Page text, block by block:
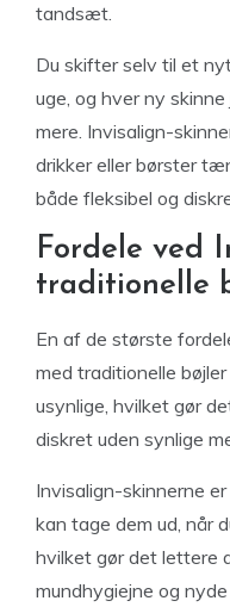
tandsæt.
Du skifter selv til et
uge, og hver ny
mere. Invisalign-
drikker eller børster
både fleksibel og
Fordele ved
traditionelle
En af de største
med traditionelle
usynlige, hvilket gør
diskret uden synlige
Invisalign-skinnerne
kan tage dem ud, når
hvilket gør det lettere
mundhygiejne og